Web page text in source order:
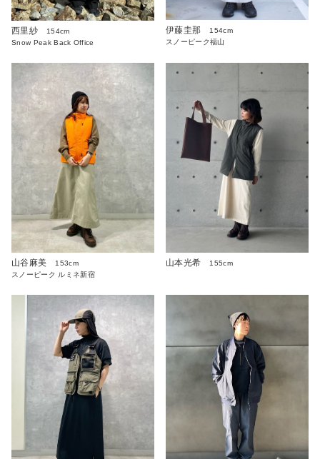
西里紗
154cm
Snow Peak Back Office
伊藤圭那
154cm
スノーピーク福山
山谷麻美
153cm
スノーピーク ルミネ新宿
山本光希 155cm